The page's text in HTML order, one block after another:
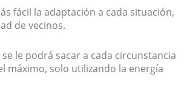
fácil la adaptación a cada situación,
de vecinos.
le podrá sacar a cada circunstancia
máximo, solo utilizando la energía